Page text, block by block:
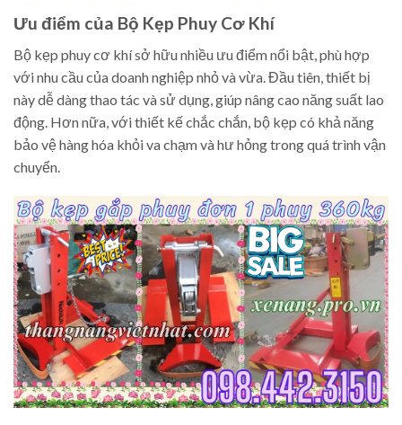
Ưu điểm của Bộ Kẹp Phuy Cơ Khí
Bộ kẹp phuy cơ khí sở hữu nhiều ưu điểm nổi bật, phù hợp
với nhu cầu của doanh nghiệp nhỏ và vừa. Đầu tiên, thiết bị
này dễ dàng thao tác và sử dụng, giúp nâng cao năng suất lao
động. Hơn nữa, với thiết kế chắc chắn, bộ kẹp có khả năng
bảo vệ hàng hóa khỏi va chạm và hư hỏng trong quá trình vận
chuyển.